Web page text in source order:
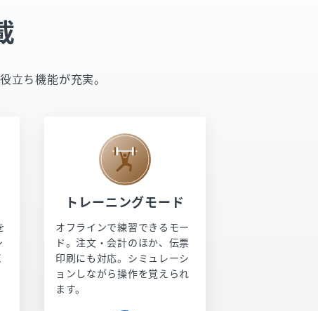
立ち機能が充実。
トレーニングモード
オフラインで練習できるモー
ド。注文・会計のほか、伝票
印刷にも対応。シミュレーシ
ョンしながら操作を覚えられ
ます。